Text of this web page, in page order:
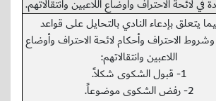
في لائحة الاحتراف وأوضاع اللاعبين وانتقالاتهم.
يتعلق بإدعاء النادي بالتحايل على قواعد
الاحتراف وأحكام لائحة الاحتراف وأوضاع
اللاعبين وانتقالاتهم:
1- قبول الشكوى شكلاً.
2- رفض الشكوى موضوعاً.